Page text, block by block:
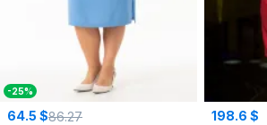
-25%
64.5 $86.27
198.6 $